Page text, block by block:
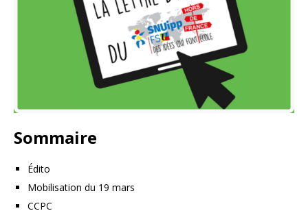
Sommaire
Édito
Mobilisation du 19 mars
CCPC